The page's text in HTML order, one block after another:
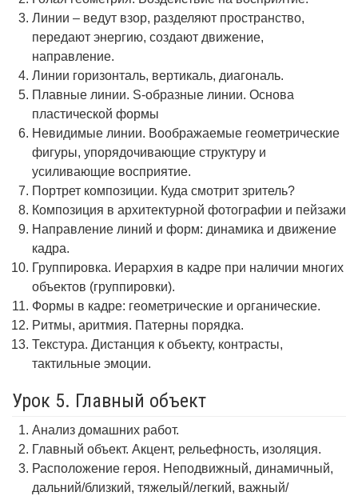
Линии – ведут взор, разделяют пространство,
передают энергию, создают движение,
направление.
Линии горизонталь, вертикаль, диагональ.
Плавные линии. S-образные линии. Основа
пластической формы
Невидимые линии. Воображаемые геометрические
фигуры, упорядочивающие структуру и
усиливающие восприятие.
Портрет композиции. Куда смотрит зритель?
Композиция в архитектурной фотографии и пейзажи
Направление линий и форм: динамика и движение
кадра.
Группировка. Иерархия в кадре при наличии многих
объектов (группировки).
Формы в кадре: геометрические и органические.
Ритмы, аритмия. Патерны порядка.
Текстура. Дистанция к объекту, контрасты,
тактильные эмоции.
Урок 5. Главный объект
Анализ домашних работ.
Главный объект. Акцент, рельефность, изоляция.
Расположение героя. Неподвижный, динамичный,
дальний/близкий, тяжелый/легкий, важный/